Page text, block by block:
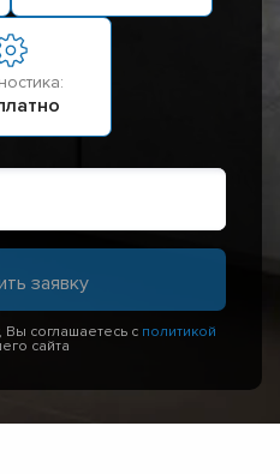
соглашаетесь с политикой
сайта